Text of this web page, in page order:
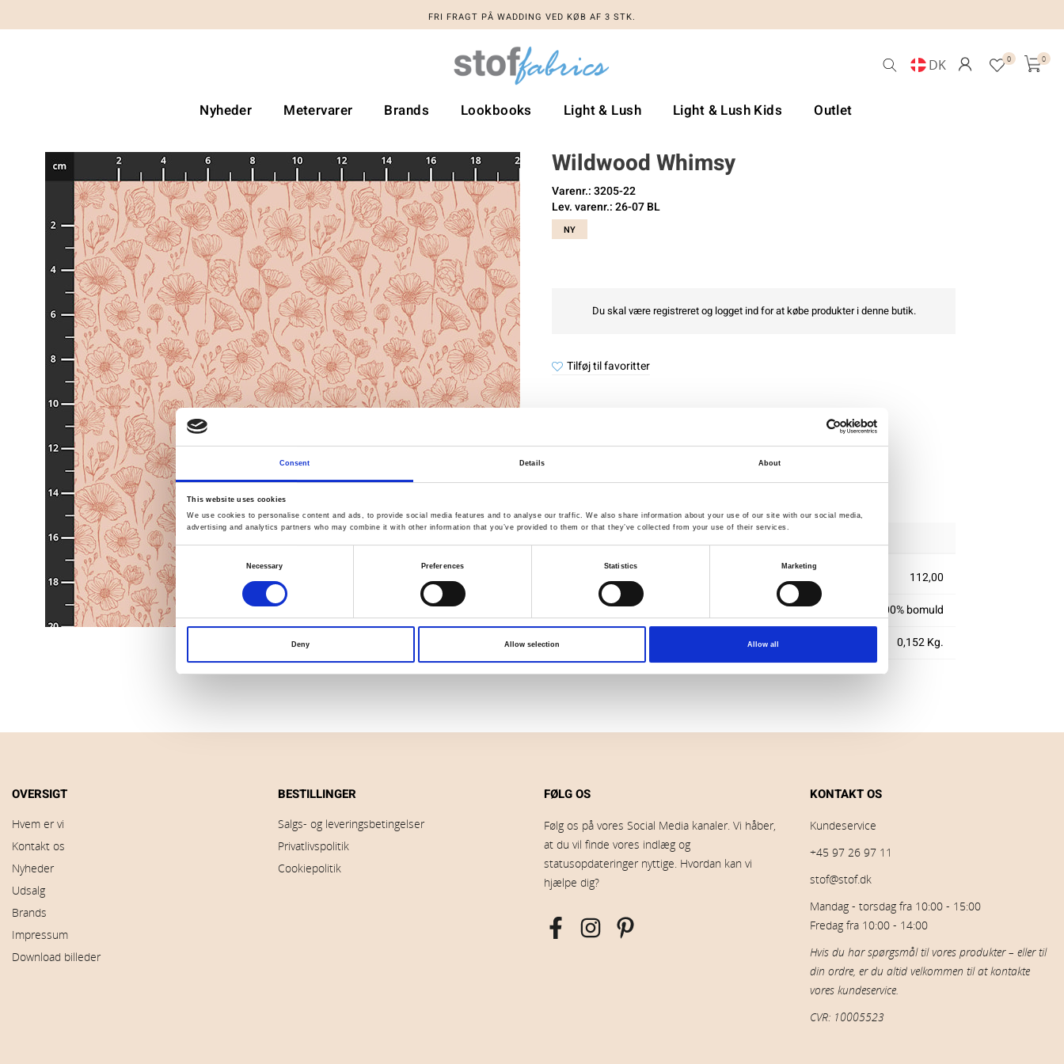
Consent Details About
This website uses cookies
We use cookies to personalise content and ads, to provide social media features and to analyse our traffic. We also share information about your use of our site with our social media,
advertising and analytics partners who may combine it with other information that you’ve provided to them or that they’ve collected from your use of their services.
Consent
Selection
Necessary Preferences Statistics Marketing
Deny Allow selection Allow all
FRI FRAGT PÅ WADDING VED KØB AF 3 STK.
DK 0 0
Nyheder Metervarer Brands Lookbooks Light & Lush Light & Lush Kids Outlet
Wildwood Whimsy
Varenr.: 3205-22
Lev. varenr.: 26-07 BL
NY
Du skal være registreret og logget ind for at købe produkter i denne butik.
Tilføj til favoritter
112,00
Materiale
100% bomuld
0,152 Kg.
OVERSIGT
Hvem er vi
Kontakt os
Nyheder
Udsalg
Brands
Impressum
Download billeder
BESTILLINGER
Salgs- og leveringsbetingelser
Privatlivspolitik
Cookiepolitik
FØLG OS
Følg os på vores Social Media kanaler. Vi håber,
at du vil finde vores indlæg og
statusopdateringer nyttige. Hvordan kan vi
hjælpe dig?
KONTAKT OS
Kundeservice
+45 97 26 97 11
stof@stof.dk
Mandag - torsdag fra 10:00 - 15:00
Fredag fra 10:00 - 14:00
Hvis du har spørgsmål til vores produkter – eller til
din ordre, er du altid velkommen til at kontakte
vores kundeservice.
CVR: 10005523